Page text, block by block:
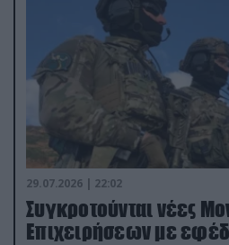
29.07.2026 | 22:02
Συγκροτούνται νέες
Επιχειρήσεων με